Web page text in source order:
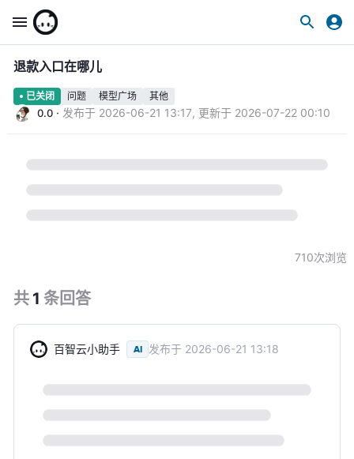
退款入口在哪儿
已关闭 问题 模型广场 其他
0.0 · 发布于 2026-06-21 13:17, 更新于 2026-07-22 00:10
710次浏览
共 1 条回答
百智云小助手 AI 发布于 2026-06-21 13:18